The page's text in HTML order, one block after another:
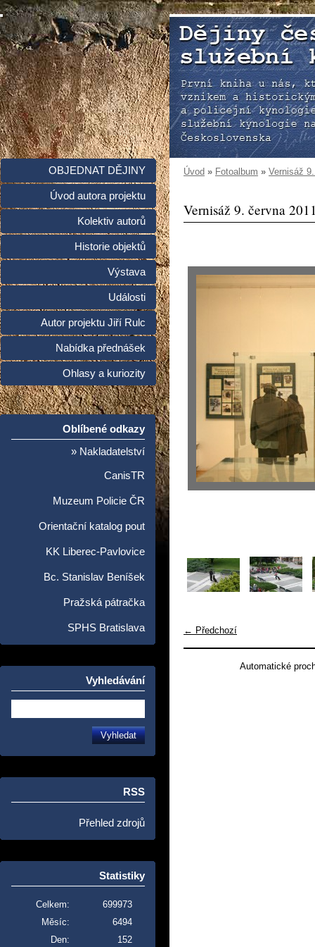
Úvod » Fotoalbum » Vernisáž
Vernisáž 9. června
← Předchozí
Automatické
OBJEDNAT DĚJINY
Úvod autora projektu
Kolektiv autorů
Historie objektů
Výstava
Události
Autor projektu Jiří Rulc
Nabídka přednášek
Ohlasy a kuriozity
Oblíbené odkazy
» Nakladatelství
CanisTR
Muzeum Policie ČR
Orientační katalog pout
KK Liberec-Pavlovice
Bc. Stanislav Beníšek
Pražská pátračka
SPHS Bratislava
Vyhledávání
RSS
Přehled zdrojů
Statistiky
Celkem:
699973
Měsíc:
6494
Den:
152